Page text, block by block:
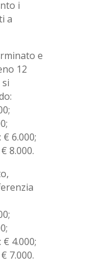
i
a
e
12
6.000;
8.000.
4.000;
7.000.